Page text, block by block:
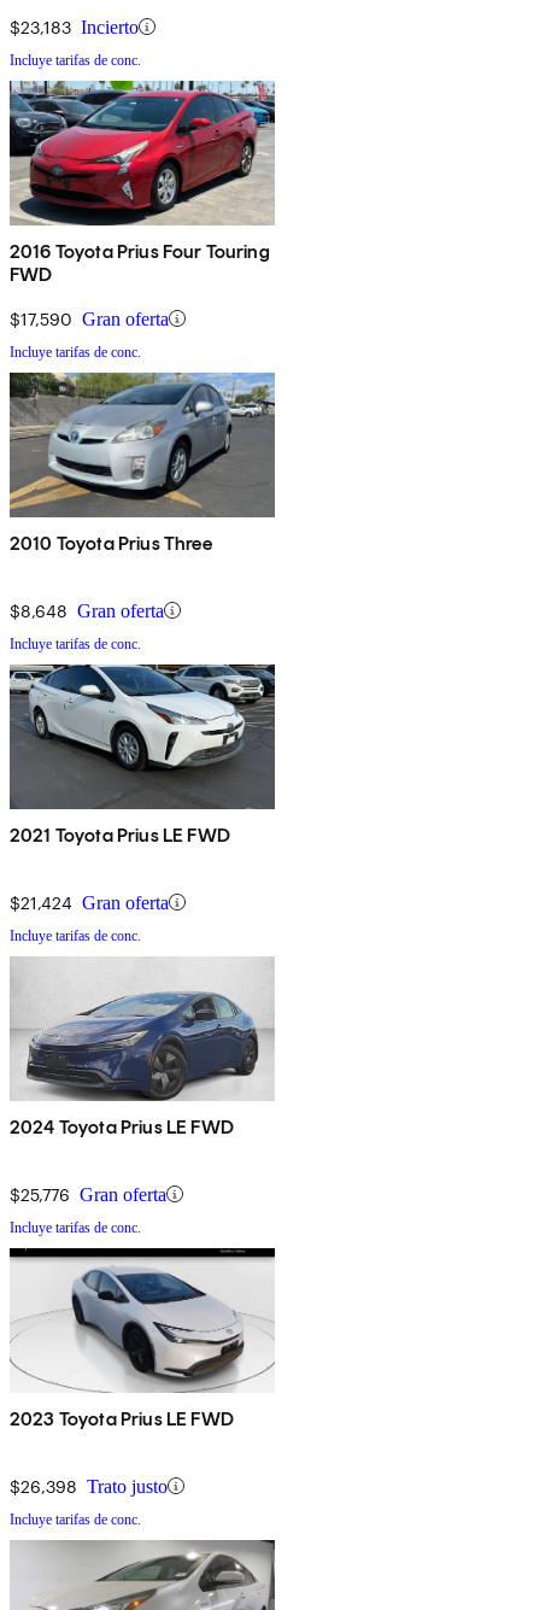
$23,183 Incierto
Incluye tarifas de conc.
2016 Toyota Prius Four Touring
FWD
$17,590 Gran oferta
Incluye tarifas de conc.
2010 Toyota Prius Three
$8,648 Gran oferta
Incluye tarifas de conc.
2021 Toyota Prius LE FWD
$21,424 Gran oferta
Incluye tarifas de conc.
2024 Toyota Prius LE FWD
$25,776 Gran oferta
Incluye tarifas de conc.
2023 Toyota Prius LE FWD
$26,398 Trato justo
Incluye tarifas de conc.